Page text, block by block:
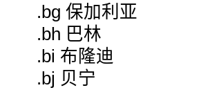
.bg 保加利亚
.bh 巴林
.bi 布隆迪
.bj 贝宁